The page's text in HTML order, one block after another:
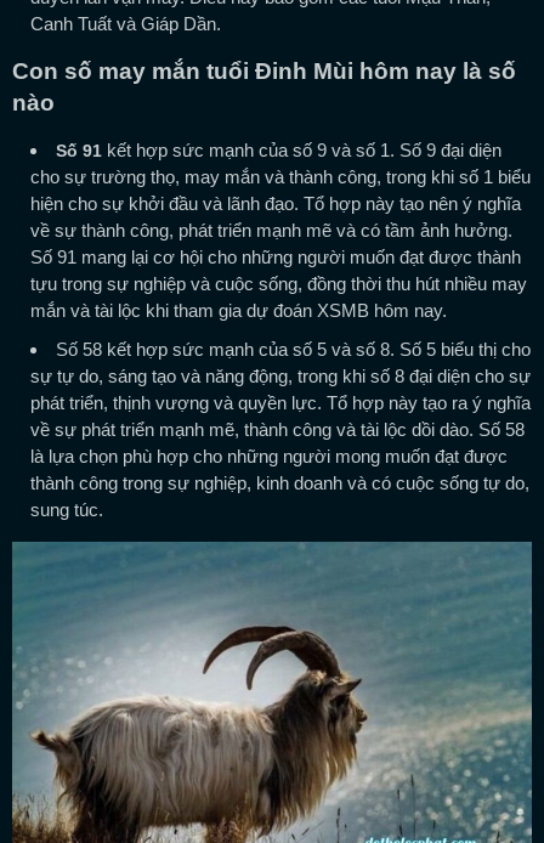
Canh Tuất và Giáp Dần.
Con số may mắn tuổi Đinh Mùi hôm nay là số
nào
Số 91 kết hợp sức mạnh của số 9 và số 1. Số 9 đại diện
cho sự trường thọ, may mắn và thành công, trong khi số 1 biểu
hiện cho sự khởi đầu và lãnh đạo. Tổ hợp này tạo nên ý nghĩa
về sự thành công, phát triển mạnh mẽ và có tầm ảnh hưởng.
Số 91 mang lại cơ hội cho những người muốn đạt được thành
tựu trong sự nghiệp và cuộc sống, đồng thời thu hút nhiều may
mắn và tài lộc khi tham gia dự đoán XSMB hôm nay.
Số 58 kết hợp sức mạnh của số 5 và số 8. Số 5 biểu thị cho
sự tự do, sáng tạo và năng động, trong khi số 8 đại diện cho sự
phát triển, thịnh vượng và quyền lực. Tổ hợp này tạo ra ý nghĩa
về sự phát triển mạnh mẽ, thành công và tài lộc dồi dào. Số 58
là lựa chọn phù hợp cho những người mong muốn đạt được
thành công trong sự nghiệp, kinh doanh và có cuộc sống tự do,
sung túc.